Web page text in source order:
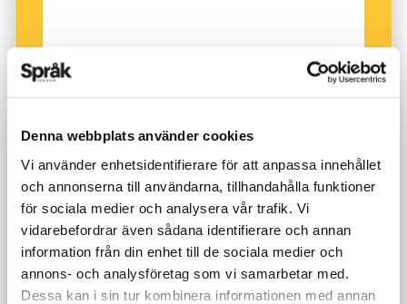
Denna webbplats använder cookies
Vi använder enhetsidentifierare för att anpassa innehållet
och annonserna till användarna, tillhandahålla funktioner
för sociala medier och analysera vår trafik. Vi
vidarebefordrar även sådana identifierare och annan
information från din enhet till de sociala medier och
annons- och analysföretag som vi samarbetar med.
Dessa kan i sin tur kombinera informationen med annan